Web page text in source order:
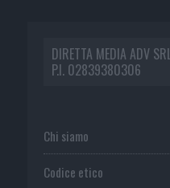
DIRETTA MEDIA ADV SRL
P.I. 02839380306
Chi siamo
Codice etico